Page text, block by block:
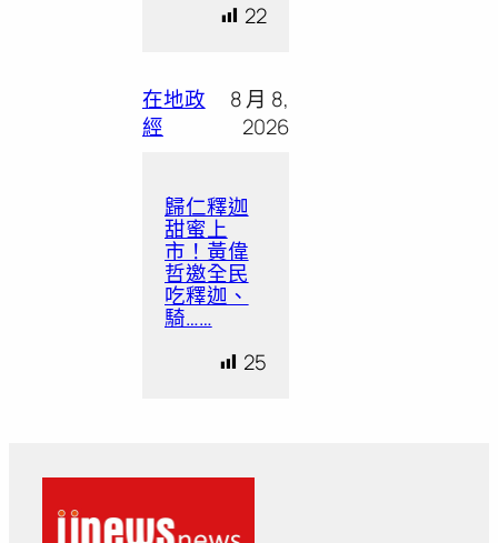
22
在地政
經
8 月 8,
2026
歸仁釋迦
甜蜜上
市！黃偉
哲邀全民
吃釋迦、
騎……
25